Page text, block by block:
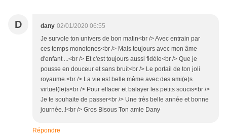
D dany 02/01/2020 06:55
Je survole ton univers de bon matin<br /> Avec entrain par
ces temps monotones<br /> Mais toujours avec mon âme
d'enfant ...<br /> Et c'est toujours aussi fidèle<br /> Que je
pousse en douceur et sans bruit<br /> Le portail de ton joli
royaume.<br /> La vie est belle même avec des ami(e)s
virtuel(le)s<br /> Pour effacer et balayer les petits soucis<br />
Je te souhaite de passer<br /> Une très belle année et bonne
journée..!<br /> Gros Bisous Ton amie Dany
Répondre